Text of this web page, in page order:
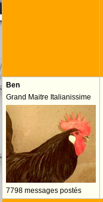
Ben
Grand Maitre Italianissime
7798 messages postés